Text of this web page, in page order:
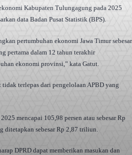
Kabupaten Tulungagung pada 2025
data Badan Pusat Statistik (BPS).
pertumbuhan ekonomi Jawa Timur sebesar
pertama dalam 12 tahun terakhir
ekonomi provinsi,” kata Gatut.
tidak terlepas dari pengelolaan APBD yang
mencapai 105,98 persen atau sebesar Rp
ditetapkan sebesar Rp 2,87 triliun.
DPRD dapat memberikan masukan dan